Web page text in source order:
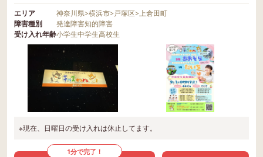
エリア 神奈川県>横浜市>戸塚区>上倉田町
障害種別
発達障害知的障害
受け入れ年齢小学生中学生高校生
※現在、日曜日の受け入れは休止してます。
1分で完了！